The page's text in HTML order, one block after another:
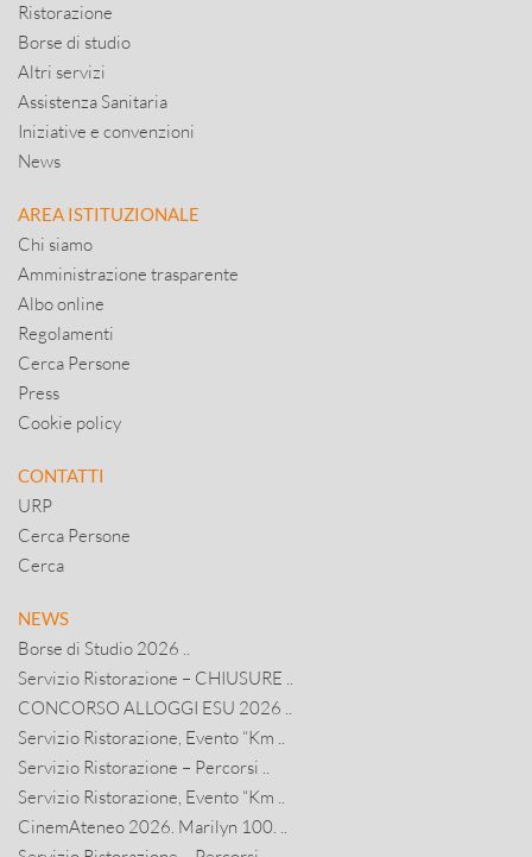
Ristorazione
Borse di studio
Altri servizi
Assistenza Sanitaria
Iniziative e convenzioni
News
AREA ISTITUZIONALE
Chi siamo
Amministrazione trasparente
Albo online
Regolamenti
Cerca Persone
Press
Cookie policy
CONTATTI
URP
Cerca Persone
Cerca
NEWS
Borse di Studio 2026 ..
Servizio Ristorazione – CHIUSURE ..
CONCORSO ALLOGGI ESU 2026 ..
Servizio Ristorazione, Evento “Km ..
Servizio Ristorazione – Percorsi ..
Servizio Ristorazione, Evento “Km ..
CinemAteneo 2026. Marilyn 100. ..